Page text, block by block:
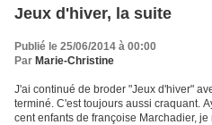
Jeux d'hiver, la suite
Publié le 25/06/2014 à 00:00
Par Marie-Christine
J'ai continué de broder "Jeux d'hiver"
terminé. C'est toujours aussi craquant.
cent enfants de françoise Marchadier,